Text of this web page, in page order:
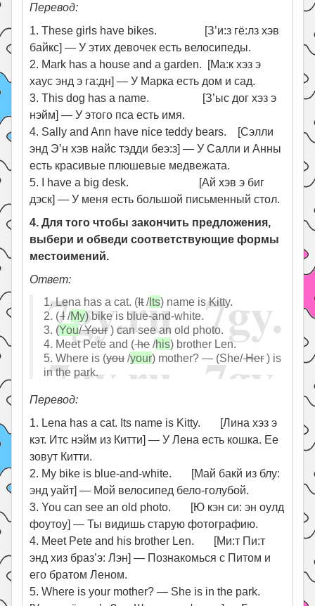
Перевод:
1. These girls have bikes. [З’и:з гё:лз хэв
байкс] — У этих девочек есть велосипеды.
2. Mark has a house and a garden. [Ма:к хэз э
хаус энд э га:дн] — У Марка есть дом и сад.
3. This dog has a name. [З’ыс дог хэз э
нэйм] — У этого пса есть имя.
4. Sally and Ann have nice teddy bears. [Сэлли
энд Э’н хэв найс тэдди беэ:з] — У Салли и Анны
есть красивые плюшевые медвежата.
5. I have a big desk. [Ай хэв э биг
дэск] — У меня есть большой письменный стол.
4. Для того чтобы закончить предложения,
выбери и обведи соответствующие формы
местоимений.
Ответ:
1. Lena has a cat. (It/Its) name is Kitty.
2. (I/My) bike is blue-and-white.
3. (You/Your) can see an old photo.
4. Meet Pete and (he/his) brother Len.
5. Where is (you/your) mother? — (She/Her) is
in the park.
Перевод:
1. Lena has a cat. Its name is Kitty. [Лина хэз э
кэт. Итс нэйм из Китти] — У Лена есть кошка. Ее
зовут Китти.
2. My bike is blue-and-white. [Май бакй из блу:
энд уайт] — Мой велосипед бело-голубой.
3. You can see an old photo. [Ю кэн си: эн оулд
фоутоу] — Ты видишь старую фотографию.
4. Meet Pete and his brother Len. [Ми:т Пи:т
энд хиз браз’э: Лэн] — Познакомься с Питом и
его братом Леном.
5. Where is your mother? — She is in the park.